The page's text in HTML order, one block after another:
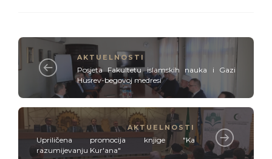
AKTUELNOSTI
Posjeta Fakultetu islamskih nauka i Gazi
Husrev-begovoj medresi
AKTUELNOSTI
Upriličena promocija knjige "Ka
razumijevanju Kur'ana"